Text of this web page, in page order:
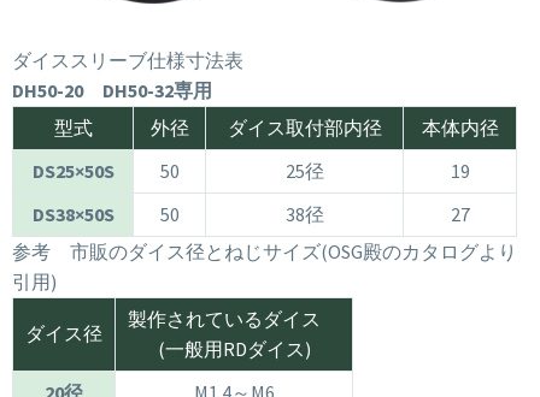
ダイススリーブ仕様寸法表
DH50-20 DH50-32専用
型式
外径 ダイス取付部内径
本体内径
DS25×50S
50 25径
19
DS38×50S
50 38径
27
参考 市販のダイス径とねじサイズ(OSG殿のカタログより
引用)
ダイス径
製作されているダイス
(一般用RDダイス)
20径
M1.4～M6